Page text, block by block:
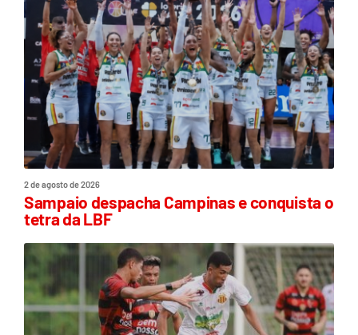
2 de agosto de 2026
Sampaio despacha Campinas e conquista o
tetra da LBF